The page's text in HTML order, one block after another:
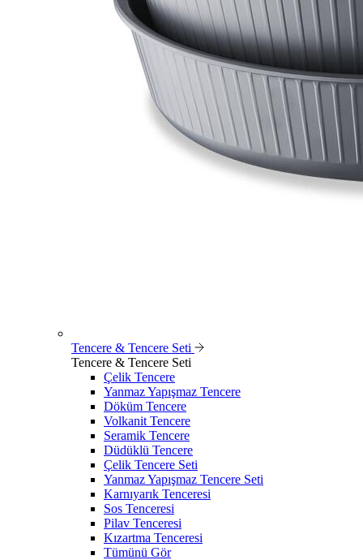
Tencere & Tencere Seti
Tencere & Tencere Seti
Çelik Tencere
Yanmaz Yapışmaz Tencere
Döküm Tencere
Volkanit Tencere
Seramik Tencere
Düdüklü Tencere
Çelik Tencere Seti
Yanmaz Yapışmaz Tencere Seti
Karnıyarık Tenceresi
Sos Tenceresi
Pilav Tenceresi
Kızartma Tenceresi
Tümünü Gör